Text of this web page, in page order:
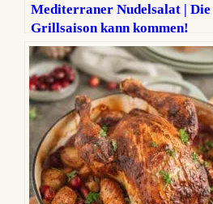
Mediterraner Nudelsalat | Die
Grillsaison kann kommen!